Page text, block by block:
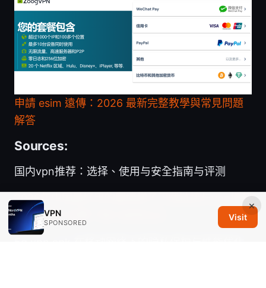
申請 esim 遠傳：2026 最新完整教學與常見問題
解答
Sources:
国内vpn推荐：选择、使用与安全指南与评测
2026年中国最好用的翻墙梯子下载链接与vpn推荐
指南，VPN完整下载与使用玩法
×
VPN
SPONSORED
Visit